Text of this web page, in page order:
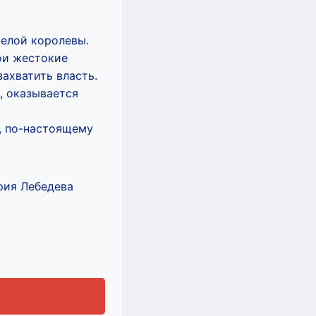
королевы.
жестокие
власть.
оказывается
по-настоящему
Лебедева